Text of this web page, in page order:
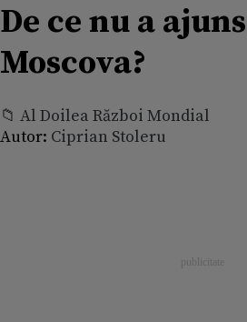
De ce nu a
Moscova?
📁 Al Doilea Război Mondial
Autor: Ciprian Stoleru